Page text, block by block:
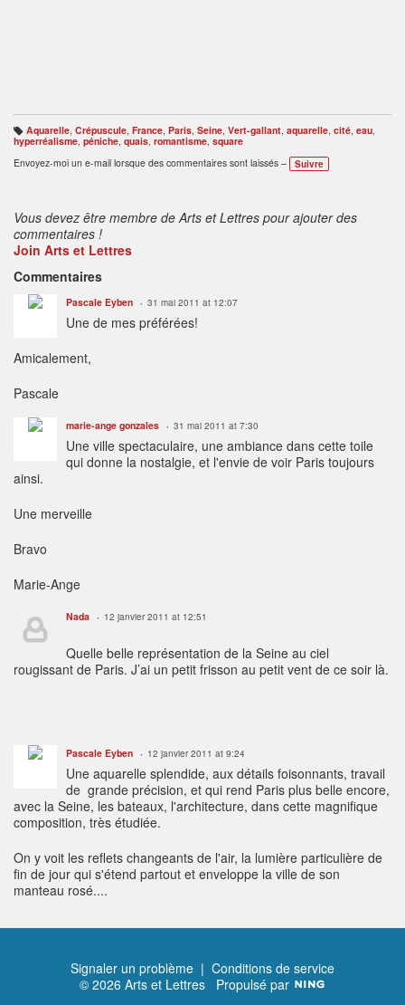
B
ali
s
e
Aquarelle, Crépuscule, France, Paris, Seine, Vert-gallant, aquarelle, cité, eau,
hyperréalisme péniche quais romantisme square
Envoyez-moi un e-mail lorsque des commentaires sont laissés –
Suivre
Vous devez être membre de Arts et Lettres pour ajouter des
commentaires !
Join Arts et Lettres
Commentaires
Pascale Eyben 31 mai 2011 at 12:07
Une de mes préférées!
Amicalement,
Pascale
marie-ange gonzales 31 mai 2011 at 7:30
Une ville spectaculaire, une ambiance dans cette toile
qui donne la nostalgie, et l'envie de voir Paris toujours
ainsi.
Une merveille
Bravo
Marie-Ange
Nada 12 janvier 2011 at 12:51
Quelle belle représentation de la Seine au ciel
rougissant de Paris. J’ai un petit frisson au petit vent de ce soir là.
Pascale Eyben 12 janvier 2011 at 9:24
Une aquarelle splendide, aux détails foisonnants, travail
de grande précision, et qui rend Paris plus belle encore,
avec la Seine, les bateaux, l'architecture, dans cette magnifique
composition, très étudiée.
On y voit les reflets changeants de l'air, la lumière particulière de
fin de jour qui s'étend partout et enveloppe la ville de son
manteau rosé....
Signaler un problème | Conditions de service
© 2026 Arts et Lettres Propulsé par